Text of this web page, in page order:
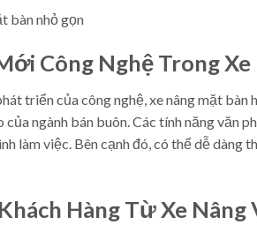
Công Nghệ Trong Xe
triển của công nghệ, xe nâng mặt
của ngành bán buôn. Các tính năng văn
làm việc. Bên cạnh đó, có thể dễ dàng
Hàng Từ Xe Nâng